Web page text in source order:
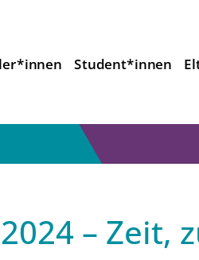
Student*innen
– Zeit,